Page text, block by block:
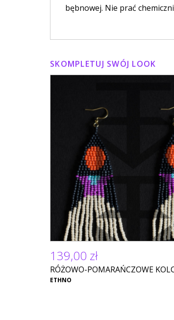
bębnowej. Nie prać
SKOMPLETUJ SWÓJ LOOK
139,00 zł
RÓŻOWO-POMARAŃCZOWE
ETHNO